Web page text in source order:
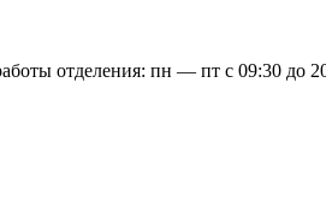
отделения: пн — пт с 09:30 до